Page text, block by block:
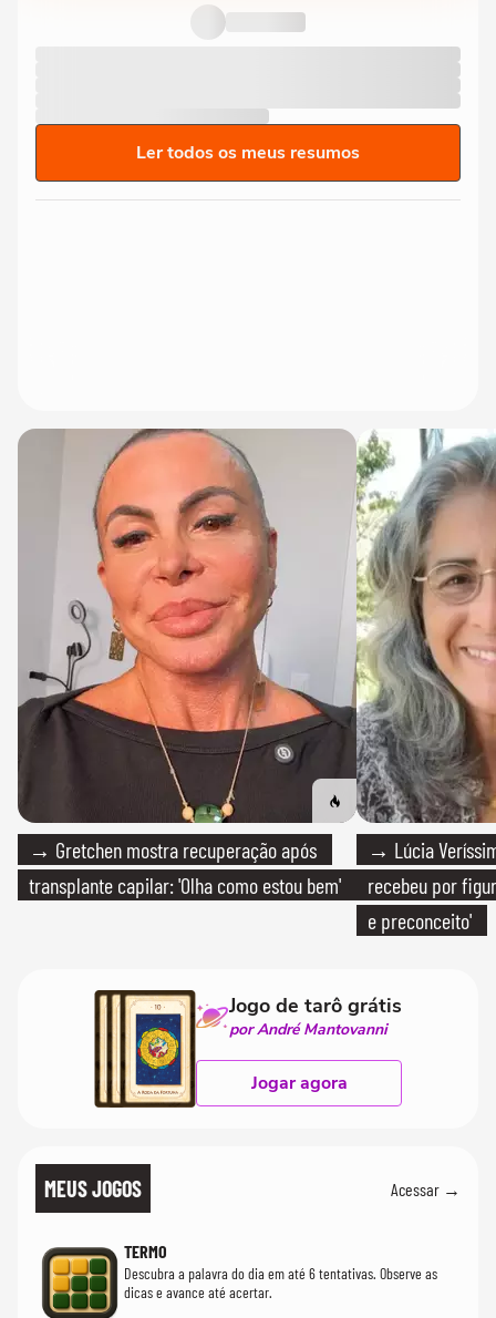
do São Paulo, atropela...
Ler todos os meus resumos
→ Gretchen mostra recuperação após
transplante capilar: 'Olha como estou bem'
→ Lúcia
recebeu por
e preconceito'
Jogo de tarô grátis
por André Mantovanni
Jogar agora
MEUS JOGOS Acessar →
TERMO
Descubra a palavra do dia em até 6 tentativas. Observe as
dicas e avance até acertar.